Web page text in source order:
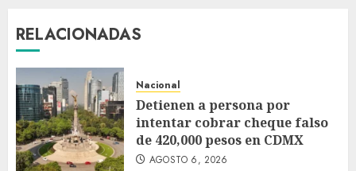
RELACIONADAS
Nacional
Detienen a persona por
intentar cobrar cheque falso
de 420,000 pesos en CDMX
AGOSTO 6, 2026